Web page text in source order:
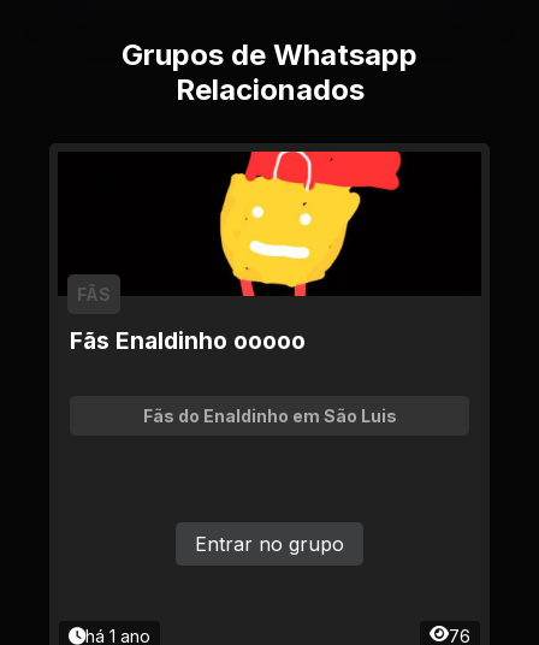
Grupos de Whatsapp
Relacionados
Fãs Enaldinho ooooo
FÃS
Fãs do Enaldinho em São Luis
há 1 ano 76
Entrar no grupo